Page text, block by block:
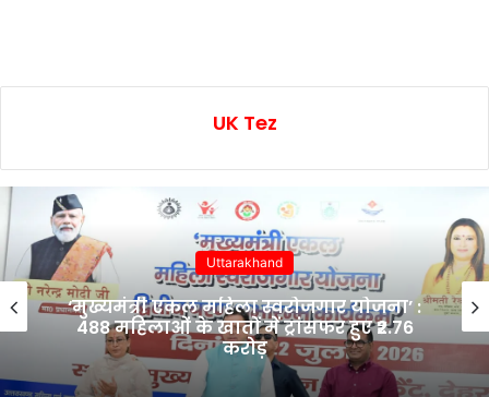
UK Tez
Uttarakhand
‘मुख्यमंत्री एकल महिला स्वरोजगार योजना’ :
488 महिलाओं के खातों में ट्रांसफर हुए ₹2.76
करोड़